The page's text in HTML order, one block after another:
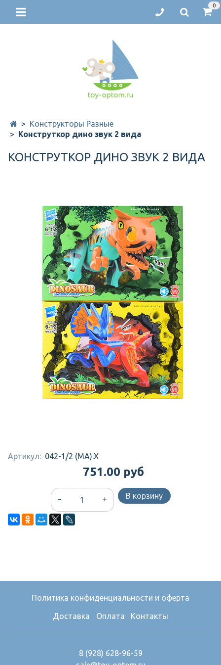
0
Конструкторы Разные
Конструткор дино звук 2 вида
КОНСТРУТКОР ДИНО ЗВУК 2 ВИДА
Артикул: 042-1/2 (MA).X
751.00 руб
В корзину
Политика конфиденциальности и оферта
Доставка Оплата Контакты
8 (928) 628-96-59